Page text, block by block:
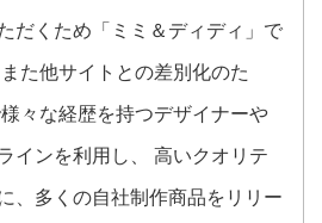
だくため「ミミ＆ディディ」で
た他サイトとの差別化のた
々な経歴を持つデザイナーや
インを利用し、 高いクオリテ
、多くの自社制作商品をリリー